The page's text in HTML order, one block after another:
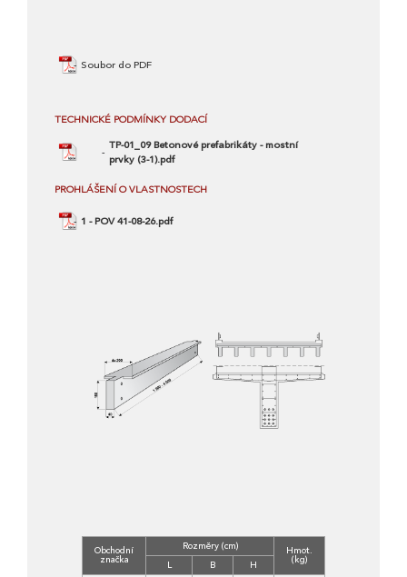
Soubor do PDF
TECHNICKÉ PODMÍNKY DODACÍ
TP-01_09 Betonové prefabrikáty - mostní
prvky (3-1).pdf
PROHLÁŠENÍ O VLASTNOSTECH
1 - POV 41-08-26.pdf
Obchodní
značka
Rozměry (cm) Hmot.
(kg)
L B H